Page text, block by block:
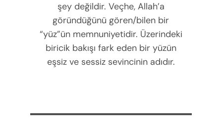
şey değildir. Veçhe, Allah’a
göründüğünü gören/bilen bir
“yüz”ün memnuniyetidir. Üzerindeki
biricik bakışı fark eden bir yüzün
eşsiz ve sessiz sevincinin adıdır.